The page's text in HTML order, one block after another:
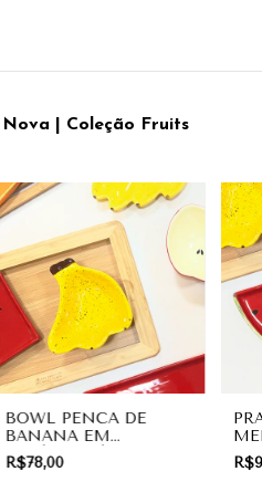
Nova | Coleção Fruits
BOWL PENCA DE
BANANA EM
CERÂMICA | COLEÇÃO
FRUITS
R$78,00